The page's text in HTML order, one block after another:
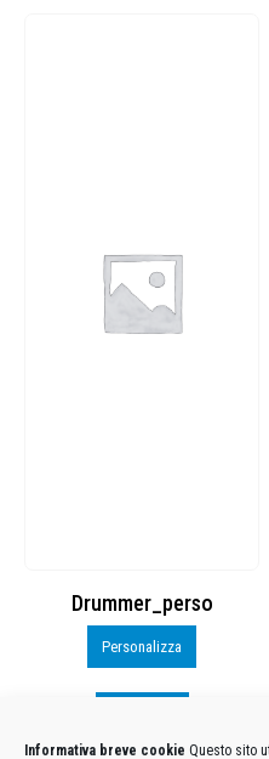
Informativa breve cookie Questo sito
Drummer_perso
Personalizza